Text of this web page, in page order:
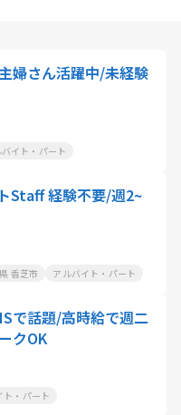
婦さん活躍中/未経験
イト・パート
Staff 経験不要/週2~
香芝市 アルバイト・パート
で話題/高時給で週二
クOK
ト・パート